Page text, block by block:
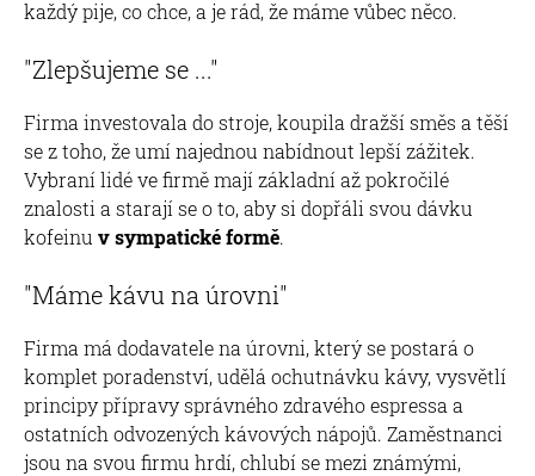
každý pije, co chce, a je rád, že máme vůbec něco.
"Zlepšujeme se ..."
Firma investovala do stroje, koupila dražší směs a těší
se z toho, že umí najednou nabídnout lepší zážitek.
Vybraní lidé ve firmě mají základní až pokročilé
znalosti a starají se o to, aby si dopřáli svou dávku
kofeinu v sympatické formě.
"Máme kávu na úrovni"
Firma má dodavatele na úrovni, který se postará o
komplet poradenství, udělá ochutnávku kávy, vysvětlí
principy přípravy správného zdravého espressa a
ostatních odvozených kávových nápojů. Zaměstnanci
jsou na svou firmu hrdí, chlubí se mezi známými,